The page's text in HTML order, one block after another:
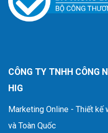
CÔNG TY TNHH CÔNG
HIG
Marketing Online - Thiết kế
và Toàn Quốc